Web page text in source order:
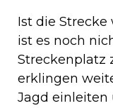
Ist die
ist es noch
Streckenplatz
erklingen
Jagd einleiten